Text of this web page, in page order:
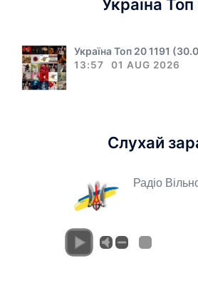
Україна
Україна Топ 20 1191
13:57 01 AUG 2026
Слухай
Радіо